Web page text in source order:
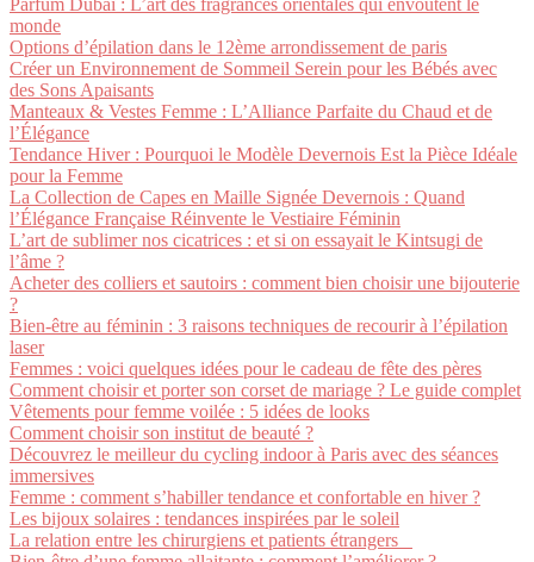
Parfum Dubaï : L’art des fragrances orientales qui envoûtent le
monde
Options d’épilation dans le 12ème arrondissement de paris
Créer un Environnement de Sommeil Serein pour les Bébés avec
des Sons Apaisants
Manteaux & Vestes Femme : L’Alliance Parfaite du Chaud et de
l’Élégance
Tendance Hiver : Pourquoi le Modèle Devernois Est la Pièce Idéale
pour la Femme
La Collection de Capes en Maille Signée Devernois : Quand
l’Élégance Française Réinvente le Vestiaire Féminin
L’art de sublimer nos cicatrices : et si on essayait le Kintsugi de
l’âme ?
Acheter des colliers et sautoirs : comment bien choisir une bijouterie
?
Bien-être au féminin : 3 raisons techniques de recourir à l’épilation
laser
Femmes : voici quelques idées pour le cadeau de fête des pères
Comment choisir et porter son corset de mariage ? Le guide complet
Vêtements pour femme voilée : 5 idées de looks
Comment choisir son institut de beauté ?
Découvrez le meilleur du cycling indoor à Paris avec des séances
immersives
Femme : comment s’habiller tendance et confortable en hiver ?
Les bijoux solaires : tendances inspirées par le soleil
La relation entre les chirurgiens et patients étrangers